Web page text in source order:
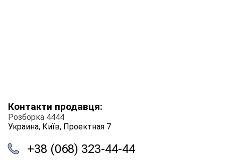
Контакти продавця:
Розборка 4444
Украина, Київ, Проектная 7
+38 (068) 323-44-44